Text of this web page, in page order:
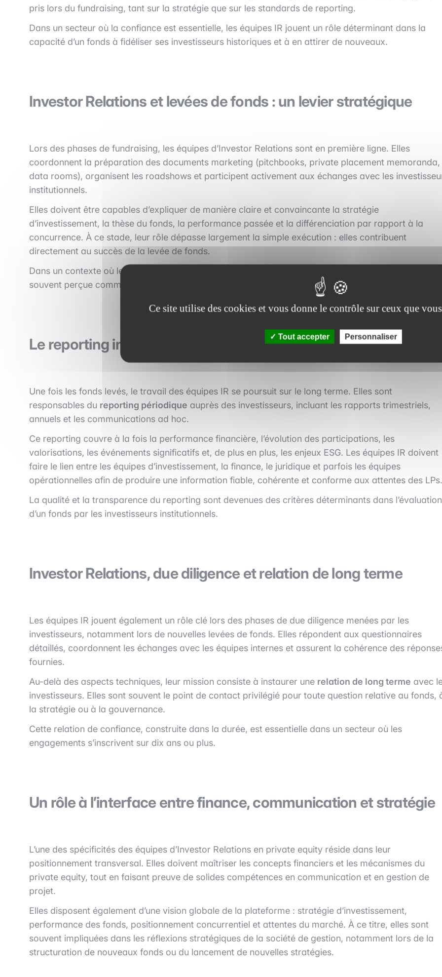
pris lors du fundraising, tant sur la stratégie que sur les standards de reporting.
Dans un secteur où la confiance est essentielle, les équipes IR jouent un rôle déterminant dans la
capacité d’un fonds à fidéliser ses investisseurs historiques et à en attirer de nouveaux.
Investor Relations et levées de fonds : un levier stratégique
Lors des phases de fundraising, les équipes d’Investor Relations sont en première ligne. Elles
coordonnent la préparation des documents marketing (pitchbooks, private placement memoranda,
data rooms), organisent les roadshows et participent activement aux échanges avec les
institutionnels.
Elles doivent être capables d’expliquer de manière claire et convaincante la stratégie
d’investissement, la thèse du fonds, la performance passée et la différenciation par rapport à la
concurrence. À ce stade, leur rôle dépasse largement la simple exécution : elles contribuent
directement au succès de la levée de fonds.
Dans un contexte où les investisseurs sont de plus en plus sélectifs, la qualité de l’équipe IR est
souvent perçue comme un indicateur de professionnalisme et de maturité de la société de gestion.
Le reporting investisseurs : rigueur et exigence permanente
Une fois les fonds levés, le travail des équipes IR se poursuit sur le long terme. Elles sont
responsables du reporting périodique auprès des investisseurs, incluant les rapports trimestriels,
annuels et les communications ad hoc.
Ce reporting couvre à la fois la performance financière, l’évolution des participations, les
valorisations, les événements significatifs et, de plus en plus, les enjeux ESG. Les équipes IR doivent
faire le lien entre les équipes d’investissement, la finance, le juridique et parfois les équipes
opérationnelles afin de produire une information fiable, cohérente et conforme aux attentes des LPs.
La qualité et la transparence du reporting sont devenues des critères déterminants dans l’évaluation
d’un fonds par les investisseurs institutionnels.
Investor Relations, due diligence et relation de long terme
Les équipes IR jouent également un rôle clé lors des phases de due diligence menées par les
investisseurs, notamment lors de nouvelles levées de fonds. Elles répondent aux questionnaires
détaillés, coordonnent les échanges avec les équipes internes et assurent la cohérence des
fournies.
Au-delà des aspects techniques, leur mission consiste à instaurer une relation de long terme avec
investisseurs. Elles sont souvent le point de contact privilégié pour toute question relative au fonds,
la stratégie ou à la gouvernance.
Cette relation de confiance, construite dans la durée, est essentielle dans un secteur où les
engagements s’inscrivent sur dix ans ou plus.
Un rôle à l’interface entre finance, communication et stratégie
L’une des spécificités des équipes d’Investor Relations en private equity réside dans leur
positionnement transversal. Elles doivent maîtriser les concepts financiers et les mécanismes du
private equity, tout en faisant preuve de solides compétences en communication et en gestion de
projet.
Elles disposent également d’une vision globale de la plateforme : stratégie d’investissement,
performance des fonds, positionnement concurrentiel et attentes du marché. À ce titre, elles sont
souvent impliquées dans les réflexions stratégiques de la société de gestion, notamment lors de la
structuration de nouveaux fonds ou du lancement de nouvelles stratégies.
Ce site utilise des cookies et vous donne le contrôle sur ceux que
Tout accepter Personnaliser